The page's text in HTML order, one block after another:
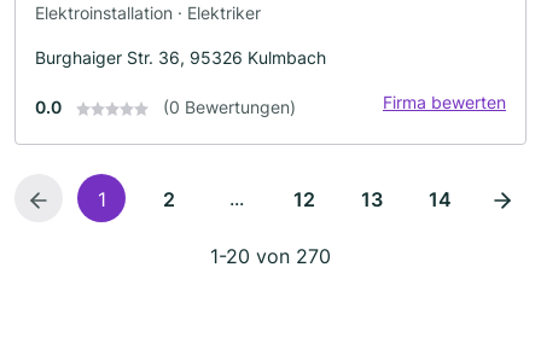
Elektroinstallation · Elektriker
Burghaiger Str. 36, 95326 Kulmbach
0.0 (0 Bewertungen) Firma bewerten
1 2 ... 12 13 14
1-20 von 270